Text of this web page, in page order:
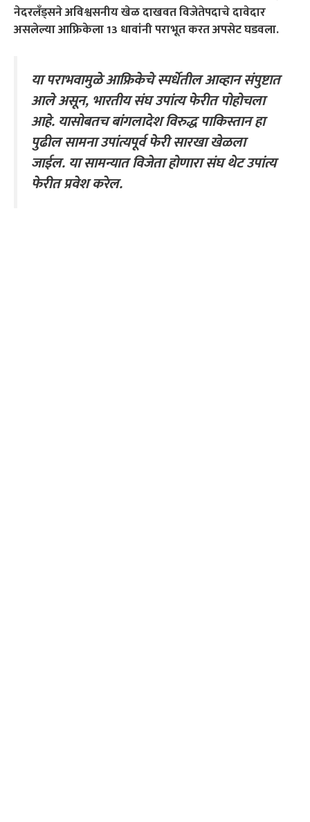
नेदरलँड्सने अविश्वसनीय खेळ दाखवत विजेतेपदाचे दावेदार
असलेल्या आफ्रिकेला 13 धावांनी पराभूत करत अपसेट घडवला.
या पराभवामुळे आफ्रिकेचे स्पर्धेतील आव्हान संपुष्टात
आले असून, भारतीय संघ उपांत्य फेरीत पोहोचला
आहे. यासोबतच बांगलादेश विरुद्ध पाकिस्तान हा
पुढील सामना उपांत्यपूर्व फेरी सारखा खेळला
जाईल. या सामन्यात विजेता होणारा संघ थेट उपांत्य
फेरीत प्रवेश करेल.